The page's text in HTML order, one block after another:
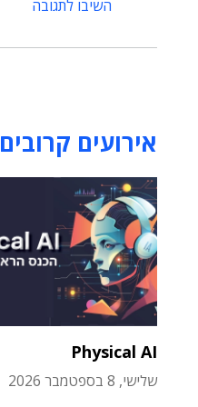
השיבו לתגובה
אירועים קרובים
Physical AI
שלישי, 8 בספטמבר 2026